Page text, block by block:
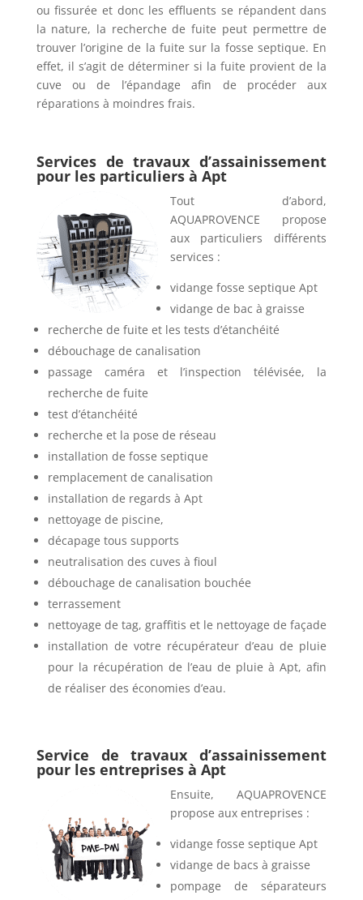
ou fissurée et donc les effluents se répandent dans
la nature, la recherche de fuite peut permettre de
trouver l’origine de la fuite sur la fosse septique. En
effet, il s’agit de déterminer si la fuite provient de la
cuve ou de l’épandage afin de procéder aux
réparations à moindres frais.
Services de travaux d’assainissement
pour les particuliers à Apt
Tout d’abord,
AQUAPROVENCE propose
aux particuliers différents
services :
vidange fosse septique Apt
vidange de bac à graisse
recherche de fuite et les tests d’étanchéité
débouchage de canalisation
passage caméra et l’inspection télévisée, la
recherche de fuite
test d’étanchéité
recherche et la pose de réseau
installation de fosse septique
remplacement de canalisation
installation de regards à Apt
nettoyage de piscine,
décapage tous supports
neutralisation des cuves à fioul
débouchage de canalisation bouchée
terrassement
nettoyage de tag, graffitis et le nettoyage de façade
installation de votre récupérateur d’eau de pluie
pour la récupération de l’eau de pluie à Apt, afin
de réaliser des économies d’eau.
Service de travaux d’assainissement
pour les entreprises à Apt
Ensuite, AQUAPROVENCE
propose aux entreprises :
vidange fosse septique Apt
vidange de bacs à graisse
pompage de séparateurs